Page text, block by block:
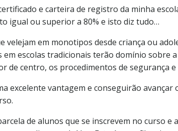
e carteira de registro da minha
igual ou superior a 80% e isto diz tudo…
velejam em monotipos desde criança ou
em escolas tradicionais terão domínio sobre
de centro, os procedimentos de segurança
excelente vantagem e conseguirão
de alunos que se inscrevem no curso